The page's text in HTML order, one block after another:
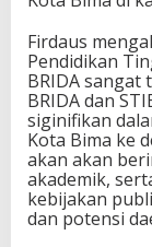
Firdaus
Pendidikan
BRIDA sangat
BRIDA dan
siginifikan
Kota Bima ke
akan akan
akademik,
kebijakan
dan potensi